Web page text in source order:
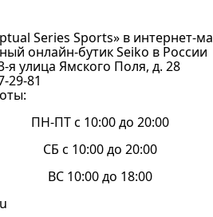
Series Sports» в интернет-
онлайн-бутик Seiko в России
я улица Ямского Поля, д. 28
29-81
ПН-ПТ с 10:00 до 20:00
СБ с 10:00 до 20:00
ВС 10:00 до 18:00